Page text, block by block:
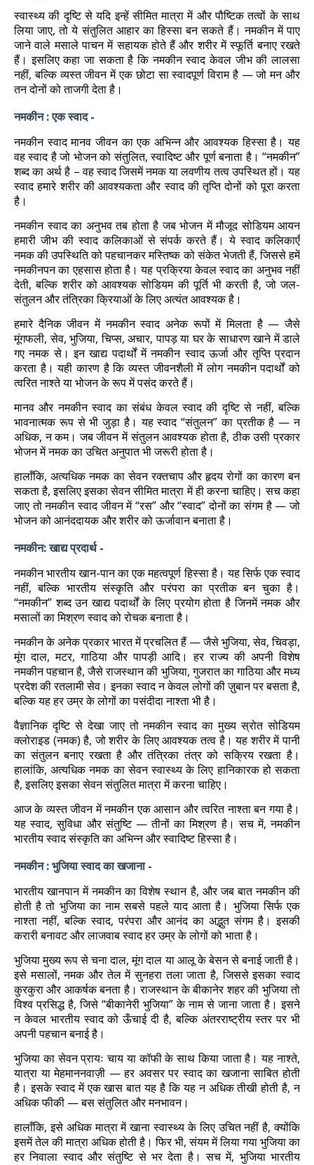
स्वास्थ्य की दृष्टि से यदि इन्हें सीमित मात्रा में और पौष्टिक तत्वों के साथ
लिया जाए, तो ये संतुलित आहार का हिस्सा बन सकते हैं। नमकीन में पाए
जाने वाले मसाले पाचन में सहायक होते हैं और शरीर में स्फूर्ति बनाए रखते
हैं। इसलिए कहा जा सकता है कि नमकीन स्वाद केवल जीभ की लालसा
नहीं, बल्कि व्यस्त जीवन में एक छोटा सा स्वादपूर्ण विराम है — जो मन और
तन दोनों को ताजगी देता है।
नमकीन : एक स्वाद -
नमकीन स्वाद मानव जीवन का एक अभिन्न और आवश्यक हिस्सा है। यह
वह स्वाद है जो भोजन को संतुलित, स्वादिष्ट और पूर्ण बनाता है। “नमकीन”
शब्द का अर्थ है – वह स्वाद जिसमें नमक या लवणीय तत्व उपस्थित हों। यह
स्वाद हमारे शरीर की आवश्यकता और स्वाद की तृप्ति दोनों को पूरा करता
है।
नमकीन स्वाद का अनुभव तब होता है जब भोजन में मौजूद सोडियम आयन
हमारी जीभ की स्वाद कलिकाओं से संपर्क करते हैं। ये स्वाद कलिकाएँ
नमक की उपस्थिति को पहचानकर मस्तिष्क को संकेत भेजती हैं, जिससे हमें
नमकीनपन का एहसास होता है। यह प्रक्रिया केवल स्वाद का अनुभव नहीं
देती, बल्कि शरीर को आवश्यक सोडियम की पूर्ति भी करती है, जो जल-
संतुलन और तंत्रिका क्रियाओं के लिए अत्यंत आवश्यक है।
हमारे दैनिक जीवन में नमकीन स्वाद अनेक रूपों में मिलता है — जैसे
मूंगफली, सेव, भुजिया, चिप्स, अचार, पापड़ या घर के साधारण खाने में डाले
गए नमक से। इन खाद्य पदार्थों में नमकीन स्वाद ऊर्जा और तृप्ति प्रदान
करता है। यही कारण है कि व्यस्त जीवनशैली में लोग नमकीन पदार्थों को
त्वरित नाश्ते या भोजन के रूप में पसंद करते हैं।
मानव और नमकीन स्वाद का संबंध केवल स्वाद की दृष्टि से नहीं, बल्कि
भावनात्मक रूप से भी जुड़ा है। यह स्वाद “संतुलन” का प्रतीक है — न
अधिक, न कम। जब जीवन में संतुलन आवश्यक होता है, ठीक उसी प्रकार
भोजन में नमक का उचित अनुपात भी जरूरी होता है।
हालाँकि, अत्यधिक नमक का सेवन रक्तचाप और हृदय रोगों का कारण बन
सकता है, इसलिए इसका सेवन सीमित मात्रा में ही करना चाहिए।सच कहा
जाए तो नमकीन स्वाद जीवन में “रस” और “स्वाद” दोनों का संगम है — जो
भोजन को आनंददायक और शरीर को ऊर्जावान बनाता है।
नमकीन: खाद्य प्रदार्थ -
नमकीन भारतीय खान-पान का एक महत्वपूर्ण हिस्सा है। यह सिर्फ एक स्वाद
नहीं, बल्कि भारतीय संस्कृति और परंपरा का प्रतीक बन चुका है।
“नमकीन” शब्द उन खाद्य पदार्थों के लिए प्रयोग होता है जिनमें नमक और
मसालों का मिश्रण स्वाद को रोचक बनाता है।
नमकीन के अनेक प्रकार भारत में प्रचलित हैं — जैसे भुजिया, सेव, चिवड़ा,
मूंग दाल, मटर, गाठिया और पापड़ी आदि। हर राज्य की अपनी विशेष
नमकीन पहचान है, जैसे राजस्थान की भुजिया, गुजरात का गाठिया और मध्य
प्रदेश की रतलामी सेव। इनका स्वाद न केवल लोगों की ज़ुबान पर बसता है,
बल्कि यह हर उम्र के लोगों का पसंदीदा नाश्ता भी है।
वैज्ञानिक दृष्टि से देखा जाए तो नमकीन स्वाद का मुख्य स्रोत सोडियम
क्लोराइड (नमक) है, जो शरीर के लिए आवश्यक तत्व है। यह शरीर में पानी
का संतुलन बनाए रखता है और तंत्रिका तंत्र को सक्रिय रखता है।
हालांकि, अत्यधिक नमक का सेवन स्वास्थ्य के लिए हानिकारक हो सकता
है, इसलिए इसका सेवन संतुलित मात्रा में करना चाहिए।
आज के व्यस्त जीवन में नमकीन एक आसान और त्वरित नाश्ता बन गया है।
यह स्वाद, सुविधा और संतुष्टि — तीनों का मिश्रण है। सच में, नमकीन
भारतीय स्वाद संस्कृति का अभिन्न और स्वादिष्ट हिस्सा है।
नमकीन : भुजिया स्वाद का खजाना -
भारतीय खानपान में नमकीन का विशेष स्थान है, और जब बात नमकीन की
होती है तो भुजिया का नाम सबसे पहले याद आता है। भुजिया सिर्फ एक
नाश्ता नहीं, बल्कि स्वाद, परंपरा और आनंद का अद्भुत संगम है। इसकी
करारी बनावट और लाजवाब स्वाद हर उम्र के लोगों को भाता है।
भुजिया मुख्य रूप से चना दाल, मूंग दाल या आलू के बेसन से बनाई जाती है।
इसे मसालों, नमक और तेल में सुनहरा तला जाता है, जिससे इसका स्वाद
कुरकुरा और आकर्षक बनता है। राजस्थान के बीकानेर शहर की भुजिया तो
विश्व प्रसिद्ध है, जिसे “बीकानेरी भुजिया” के नाम से जाना जाता है। इसने
न केवल भारतीय स्वाद को ऊँचाई दी है, बल्कि अंतरराष्ट्रीय स्तर पर भी
अपनी पहचान बनाई है।
भुजिया का सेवन प्रायः चाय या कॉफी के साथ किया जाता है। यह नाश्ते,
यात्रा या मेहमाननवाज़ी — हर अवसर पर स्वाद का खजाना साबित होती
है। इसके स्वाद में एक खास बात यह है कि यह न अधिक तीखी होती है, न
अधिक फीकी — बस संतुलित और मनभावन।
हालाँकि, इसे अधिक मात्रा में खाना स्वास्थ्य के लिए उचित नहीं है, क्योंकि
इसमें तेल की मात्रा अधिक होती है। फिर भी, संयम में लिया गया भुजिया का
हर निवाला स्वाद और संतुष्टि से भर देता है। सच में, भुजिया भारतीय